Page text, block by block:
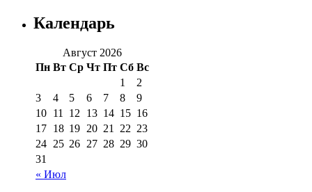
Календарь
Август 2026
Пн Вт Ср Чт Пт Сб Вс
« Июл
1
2
3
4 5 6 7 8
9
10 11 12 13 14 15 16
17 18 19 20 21 22 23
24 25 26 27 28 29 30
31